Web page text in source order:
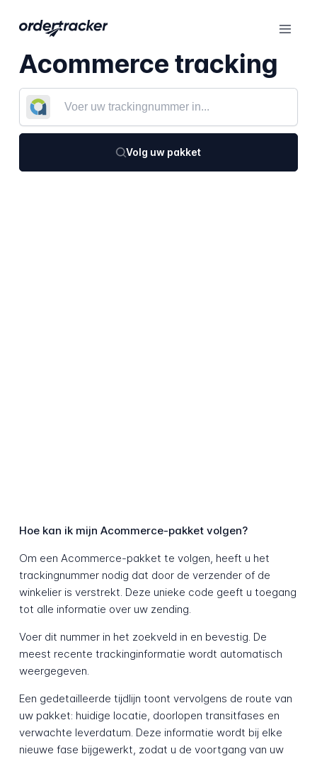
Acommerce tracking
Volg uw pakket
Hoe kan ik mijn Acommerce-pakket volgen?
Om een Acommerce-pakket te volgen, heeft u het
trackingnummer nodig dat door de verzender of de
winkelier is verstrekt. Deze unieke code geeft u toegang
tot alle informatie over uw zending.
Voer dit nummer in het zoekveld in en bevestig. De
meest recente trackinginformatie wordt automatisch
weergegeven.
Een gedetailleerde tijdlijn toont vervolgens de route van
uw pakket: huidige locatie, doorlopen transitfases en
verwachte leverdatum. Deze informatie wordt bij elke
nieuwe fase bijgewerkt, zodat u de voortgang van uw